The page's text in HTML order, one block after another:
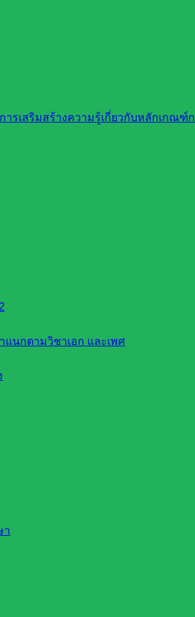
รเสริมสร้างความรู้เกี่ยวกับหลักเกณ
นกตามวิชาเอก และเพศ
า